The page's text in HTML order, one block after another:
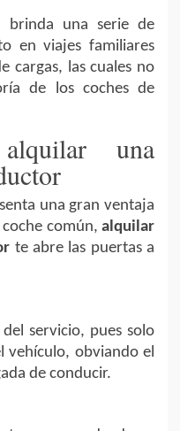
brinda una serie de
en viajes familiares
cargas, las cuales no
de los coches de
una
una gran ventaja
común, alquilar
te abre las puertas a
servicio, pues solo
vehículo, obviando el
de conducir.